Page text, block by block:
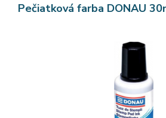
Pečiatková farba DONAU